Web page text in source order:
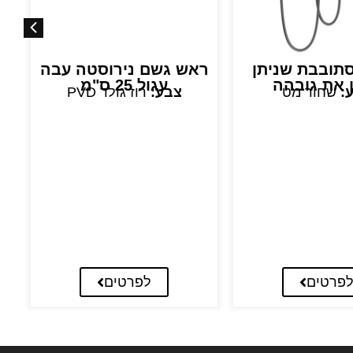
שניתן
את גובהה
שחור מט
לפרטים
ראש גשם נירוסטה עבה
עגול 25 ס"מ
צבע:רוז גולד PVD
לפרטים